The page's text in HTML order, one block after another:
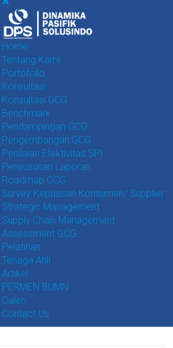
Home
Tentang Kami
Portofolio
Konsultasi
Konsultasi GCG
Benchmark
Pendampingan GCG
Pengembangan GCG
Penilaian Efektivitas SPI
Penyusunan Laporan
Roadmap GCG
Survey Kepuasan Konsumen/ Supplier
Strategic Management
Supply Chain Management
Assessment GCG
Pelatihan
Tenaga Ahli
Artikel
PERMEN BUMN
Galeri
Contact Us